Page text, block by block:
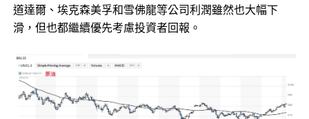
道達爾、埃克森美孚和雪佛龍等公司利潤雖然也大幅下
滑，但也都繼續優先考慮投資者回報。